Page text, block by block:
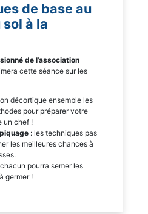
de base au
à la
de l’association
cette séance sur les
décortique ensemble les
pour préparer votre
un chef !
: les techniques pas
les meilleures chances à
pourra semer les
germer !